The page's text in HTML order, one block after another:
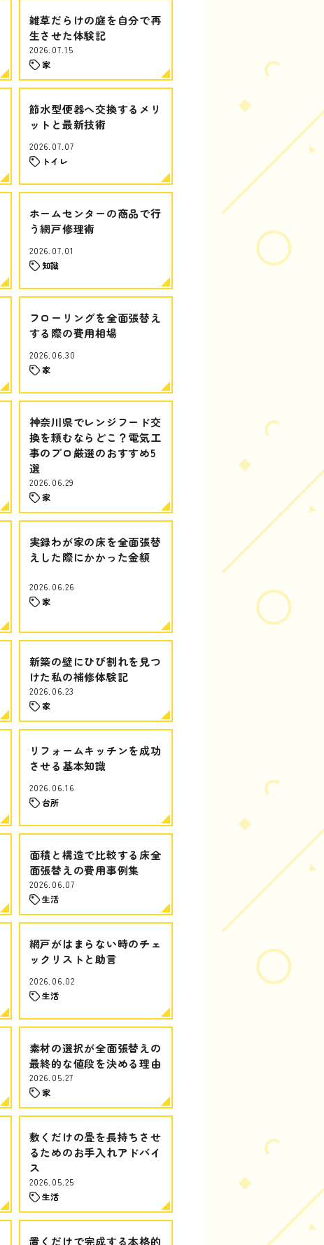
雑草だらけの庭を自分で再
生させた体験記
2026.07.15
家
節水型便器へ交換するメリ
ットと最新技術
2026.07.07
トイレ
ホームセンターの商品で行
う網戸修理術
2026.07.01
知識
フローリングを全面張替え
する際の費用相場
2026.06.30
家
神奈川県でレンジフード交
換を頼むならどこ？電気工
事のプロ厳選のおすすめ5
選
2026.06.29
家
実録わが家の床を全面張替
えした際にかかった金額
2026.06.26
家
新築の壁にひび割れを見つ
けた私の補修体験記
2026.06.23
家
リフォームキッチンを成功
させる基本知識
2026.06.16
台所
面積と構造で比較する床全
面張替えの費用事例集
2026.06.07
生活
網戸がはまらない時のチェ
ックリストと助言
2026.06.02
生活
素材の選択が全面張替えの
最終的な値段を決める理由
2026.05.27
家
敷くだけの畳を長持ちさせ
るためのお手入れアドバイ
ス
2026.05.25
生活
置くだけで完成する本格的